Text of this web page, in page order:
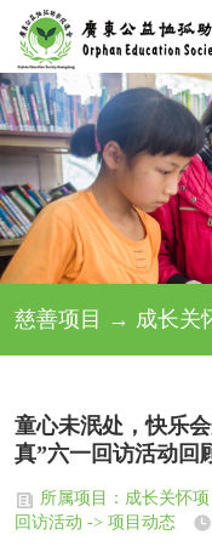
慈善项目 → 成长关
童心未泯处，快乐
真”六一回访活动回
所属项目：成长关怀
回访活动 -> 项目动态